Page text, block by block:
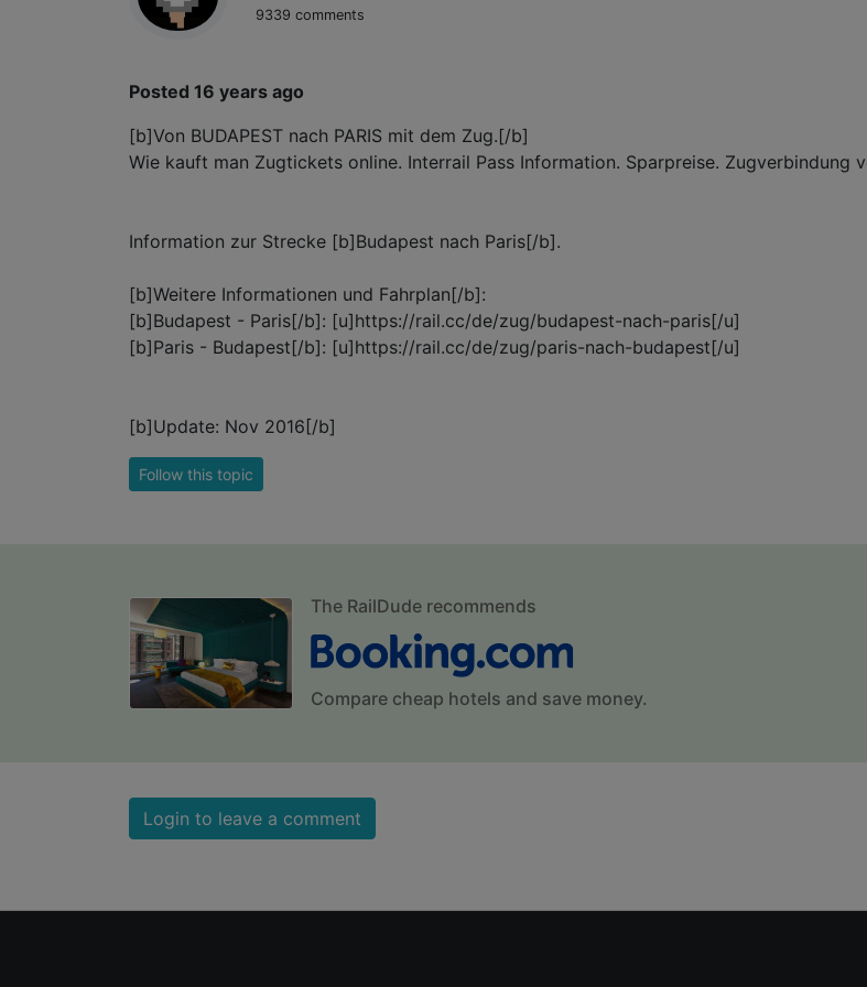
9339 comments
Posted 16 years ago
[b]Von BUDAPEST nach PARIS mit dem Zug.[/b]
Wie kauft man Zugtickets online. Interrail Pass Information. Sparpreise. Zugverbindung
Information zur Strecke [b]Budapest nach Paris[/b].
[b]Weitere Informationen und Fahrplan[/b]:
[b]Budapest - Paris[/b]: [u]https://rail.cc/de/zug/budapest-nach-paris[/u]
[b]Paris - Budapest[/b]: [u]https://rail.cc/de/zug/paris-nach-budapest[/u]
[b]Update: Nov 2016[/b]
Follow this topic
The RailDude recommends
Compare cheap hotels and save money.
Login to leave a comment